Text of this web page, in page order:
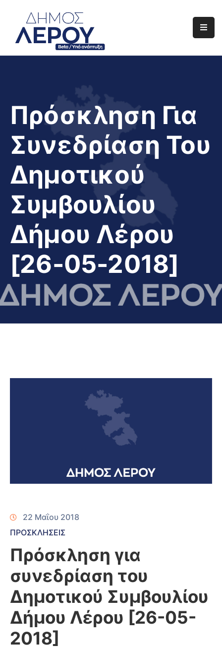
Αρχική
Διαφάνεια
Το
Νησί
Μας
Πρόσκληση Για
Συνεδρίαση Του
Δημοτικού
Συμβουλίου
Δήμου Λέρου
[26-05-2018]
22 Μαΐου 2018
ΠΡΟΣΚΛΗΣΕΙΣ
Πρόσκληση για
συνεδρίαση του
Δημοτικού Συμβουλίου
Δήμου Λέρου [26-05-
2018]